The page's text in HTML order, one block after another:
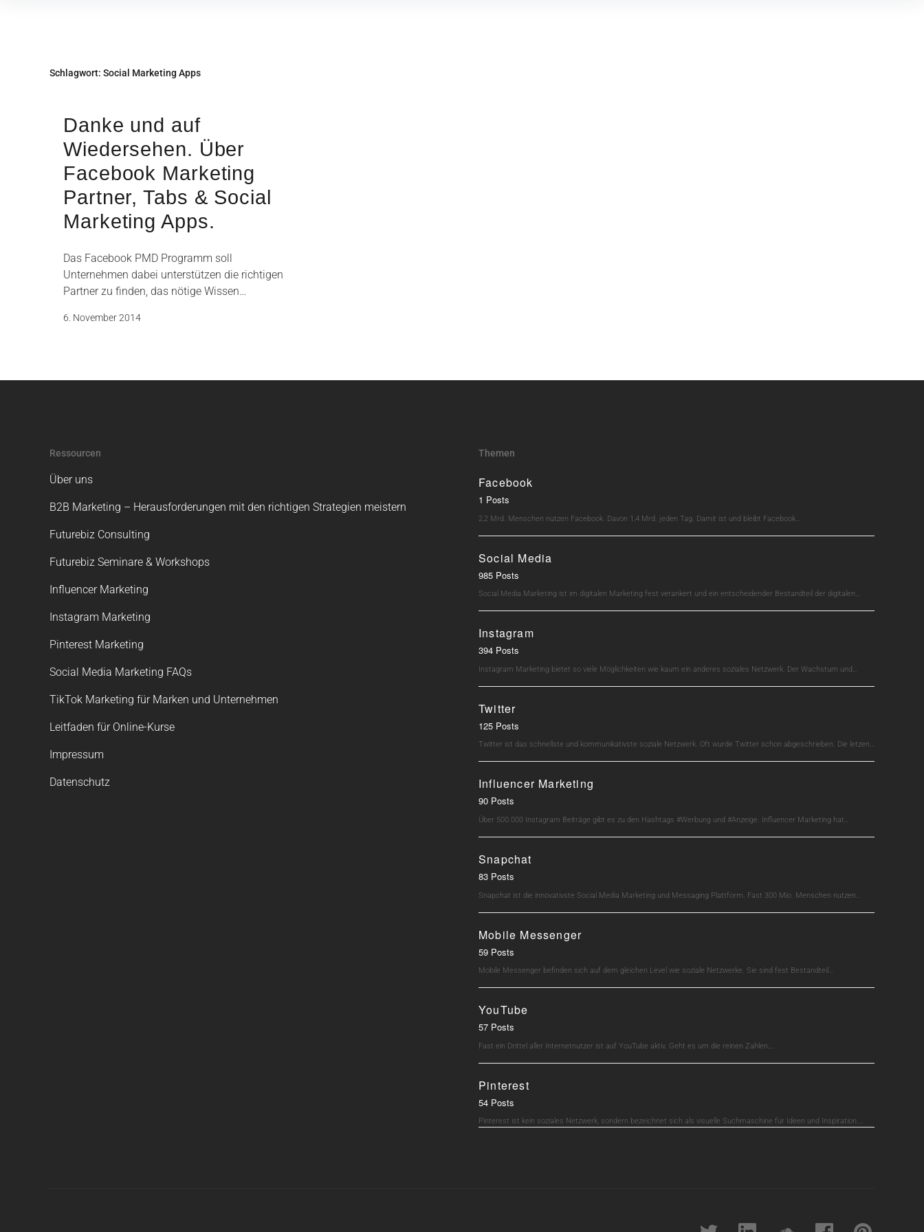
Schlagwort: Social Marketing Apps
Danke und auf
Wiedersehen. Über
Facebook Marketing
Partner, Tabs & Social
Marketing Apps.
Das Facebook PMD Programm soll
Unternehmen dabei unterstützen die richtigen
Partner zu finden, das nötige Wissen…
6. November 2014
Ressourcen
Über uns
B2B Marketing – Herausforderungen mit den richtigen Strategien meistern
Futurebiz Consulting
Futurebiz Seminare & Workshops
Influencer Marketing
Instagram Marketing
Pinterest Marketing
Social Media Marketing FAQs
TikTok Marketing für Marken und Unternehmen
Leitfaden für Online-Kurse
Impressum
Datenschutz
Themen
Facebook
1 Posts
2,2 Mrd. Menschen nutzen Facebook. Davon 1,4 Mrd. jeden Tag. Damit ist und bleibt Facebook…
Social Media
985 Posts
Social Media Marketing ist im digitalen Marketing fest verankert und ein entscheidender Bestandteil der digitalen…
Instagram
394 Posts
Instagram Marketing bietet so viele Möglichkeiten wie kaum ein anderes soziales Netzwerk. Der Wachstum und…
Twitter
125 Posts
Twitter ist das schnellste und kommunikativste soziale Netzwerk. Oft wurde Twitter schon abgeschrieben. Die letzen…
Influencer Marketing
90 Posts
Über 500.000 Instagram Beiträge gibt es zu den Hashtags #Werbung und #Anzeige. Influencer Marketing hat…
Snapchat
83 Posts
Snapchat ist die innovativste Social Media Marketing und Messaging Plattform. Fast 300 Mio. Menschen nutzen…
Mobile Messenger
59 Posts
Mobile Messenger befinden sich auf dem gleichen Level wie soziale Netzwerke. Sie sind fest Bestandteil…
YouTube
57 Posts
Fast ein Drittel aller Internetnutzer ist auf YouTube aktiv. Geht es um die reinen Zahlen,…
Pinterest
54 Posts
Pinterest ist kein soziales Netzwerk, sondern bezeichnet sich als visuelle Suchmaschine für Ideen und Inspiration.…
Twitter linkedin soundcloudFacebookpinterest